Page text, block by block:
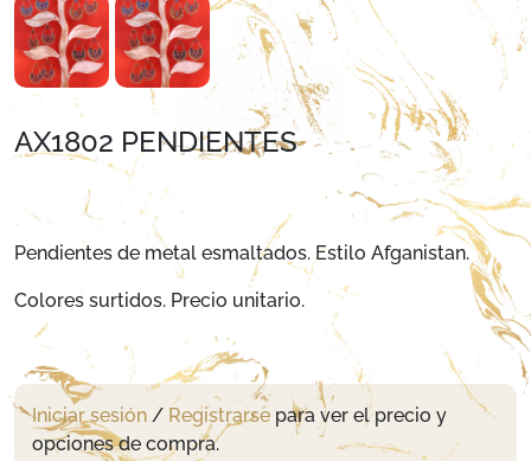
AX1802 PENDIENTES
Pendientes de metal esmaltados. Estilo Afganistan.
Colores surtidos. Precio unitario.
Iniciar sesión / Registrarse para ver el precio y
opciones de compra.